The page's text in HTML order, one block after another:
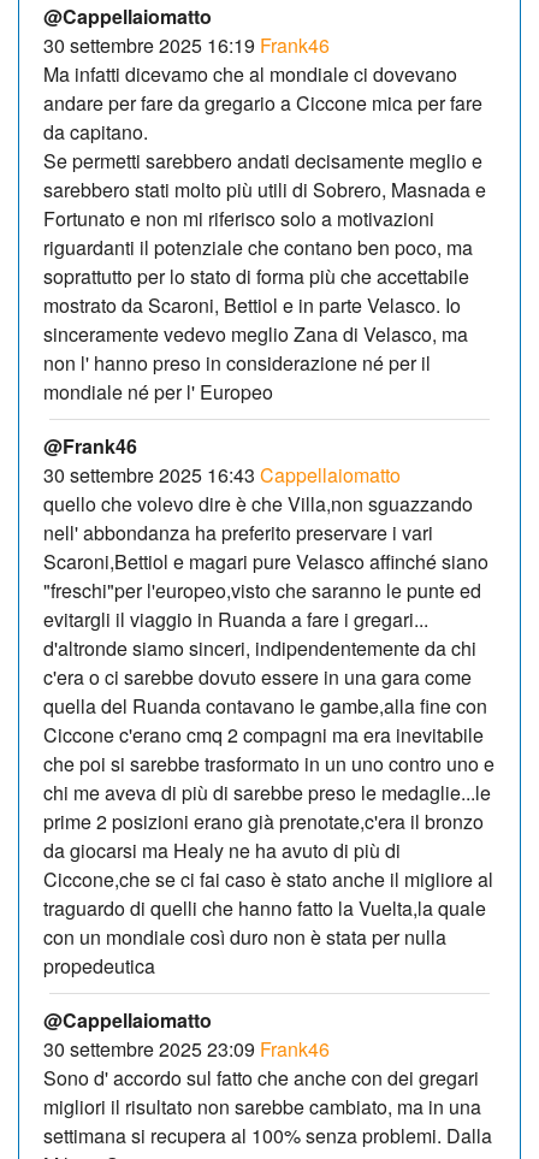
@Cappellaiomatto
30 settembre 2025 16:19 Frank46
Ma infatti dicevamo che al mondiale ci dovevano
andare per fare da gregario a Ciccone mica per fare
da capitano.
Se permetti sarebbero andati decisamente meglio e
sarebbero stati molto più utili di Sobrero, Masnada e
Fortunato e non mi riferisco solo a motivazioni
riguardanti il potenziale che contano ben poco, ma
soprattutto per lo stato di forma più che accettabile
mostrato da Scaroni, Bettiol e in parte Velasco. Io
sinceramente vedevo meglio Zana di Velasco, ma
non l' hanno preso in considerazione né per il
mondiale né per l' Europeo
@Frank46
30 settembre 2025 16:43 Cappellaiomatto
quello che volevo dire è che Villa,non sguazzando
nell' abbondanza ha preferito preservare i vari
Scaroni,Bettiol e magari pure Velasco affinché siano
"freschi"per l'europeo,visto che saranno le punte ed
evitargli il viaggio in Ruanda a fare i gregari...
d'altronde siamo sinceri, indipendentemente da chi
c'era o ci sarebbe dovuto essere in una gara come
quella del Ruanda contavano le gambe,alla fine con
Ciccone c'erano cmq 2 compagni ma era inevitabile
che poi si sarebbe trasformato in un uno contro uno e
chi me aveva di più di sarebbe preso le medaglie...le
prime 2 posizioni erano già prenotate,c'era il bronzo
da giocarsi ma Healy ne ha avuto di più di
Ciccone,che se ci fai caso è stato anche il migliore al
traguardo di quelli che hanno fatto la Vuelta,la quale
con un mondiale così duro non è stata per nulla
propedeutica
@Cappellaiomatto
30 settembre 2025 23:09 Frank46
Sono d' accordo sul fatto che anche con dei gregari
migliori il risultato non sarebbe cambiato, ma in una
settimana si recupera al 100% senza problemi. Dalla